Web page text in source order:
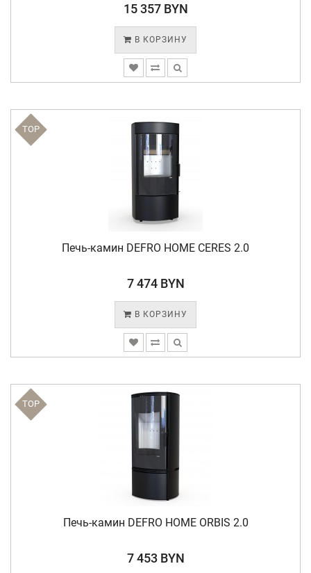
15 357 BYN
В КОРЗИНУ
TOP
Печь-камин DEFRO HOME CERES 2.0
7 474 BYN
В КОРЗИНУ
TOP
Печь-камин DEFRO HOME ORBIS 2.0
7 453 BYN